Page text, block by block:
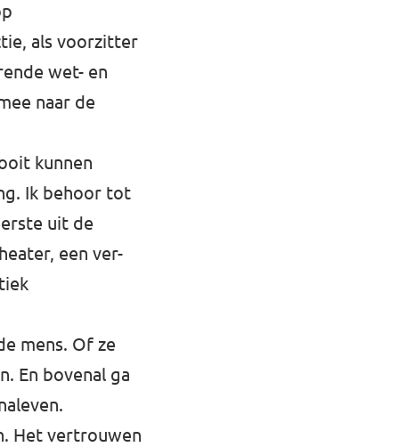
als voorzitter
wet- en
naar de
kunnen
Ik behoor tot
uit de
een ver-
mens. Of ze
En bovenal ga
Het vertrouwen